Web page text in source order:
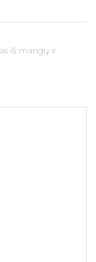
iš mangų ir